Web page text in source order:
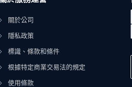
關於公司
隱私政策
標識、條款和條件
根據特定商業交易法的規定
使用條款